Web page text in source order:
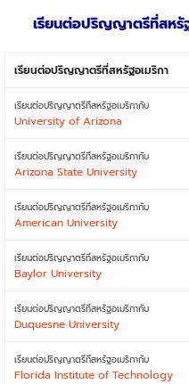
เรียนต่อปริญญาตรีที่สหรั
เรียนต่อปริญญาตรีที่สหรัฐอเมริกา
เรียนต่อปริญญาตรีที่สหรัฐอเมริกากับ
University of Arizona
เรียนต่อปริญญาตรีที่สหรัฐอเมริกากับ
Arizona State University
เรียนต่อปริญญาตรีที่สหรัฐอเมริกากับ
American University
เรียนต่อปริญญาตรีที่สหรัฐอเมริกากับ
Baylor University
เรียนต่อปริญญาตรีที่สหรัฐอเมริกากับ
Duquesne University
เรียนต่อปริญญาตรีที่สหรัฐอเมริกากับ
Florida Institute of Technology